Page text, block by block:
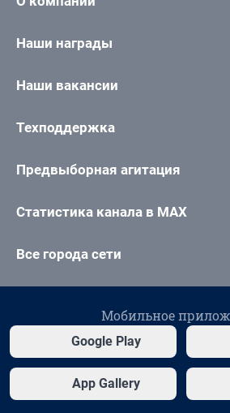
Наши награды
Наши вакансии
Техподдержка
Предвыборная агитация
Статистика канала в MAX
Все города сети
Мобильное
Google Play
App Gallery